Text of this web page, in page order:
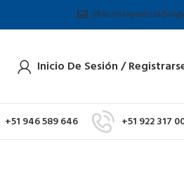
Inicio De Sesión /
+51 946 589 646 +51 922 317